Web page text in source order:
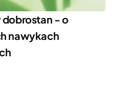
- o
nawykach